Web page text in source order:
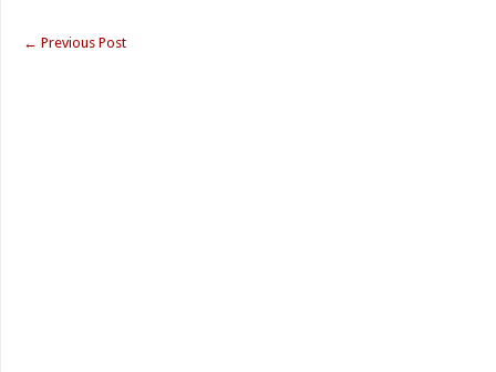
← Previous Post